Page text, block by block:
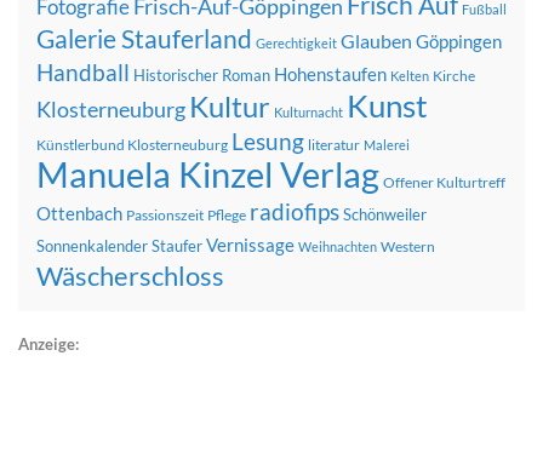
FotografieFrisch-Auf-Göppingen Fußball
Galerie Stauferland Gerechtigkeit Glauben Göppingen
Handball Historischer Roman Hohenstaufen Kelten Kirche
Klosterneuburg Kultur Kulturnacht Kunst
Künstlerbund Klosterneuburg Lesung literatur Malerei
Manuela Kinzel Verlag Offener Kulturtreff
Ottenbach Passionszeit Pflege radiofipsSchönweiler
SonnenkalenderStauferVernissage Weihnachten Western
Wäscherschloss
Anzeige: